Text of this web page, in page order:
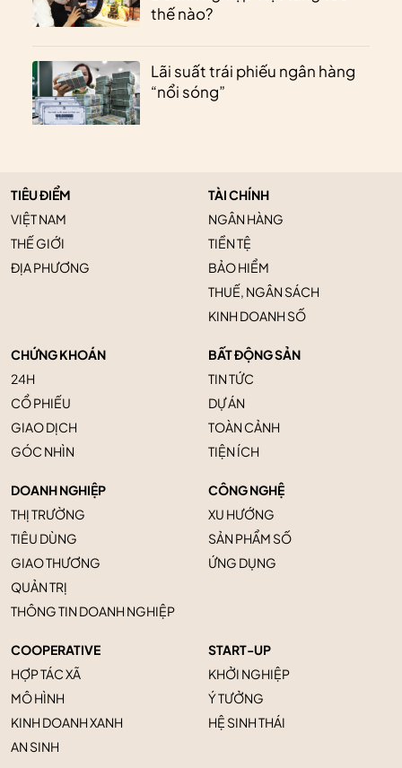
thế nào?
Lãi suất trái phiếu ngân hàng
“nổi sóng”
TIÊU ĐIỂM
VIỆT NAM
THẾ GIỚI
ĐỊA PHƯƠNG
TÀI CHÍNH
NGÂN HÀNG
TIỀN TỆ
BẢO HIỂM
THUẾ, NGÂN SÁCH
KINH DOANH SỐ
CHỨNG KHOÁN
24H
CỔ PHIẾU
GIAO DỊCH
GÓC NHÌN
BẤT ĐỘNG SẢN
TIN TỨC
DỰ ÁN
TOÀN CẢNH
TIỆN ÍCH
DOANH NGHIỆP
THỊ TRƯỜNG
TIÊU DÙNG
GIAO THƯƠNG
QUẢN TRỊ
THÔNG TIN DOANH NGHIỆP
CÔNG NGHỆ
XU HƯỚNG
SẢN PHẨM SỐ
ỨNG DỤNG
COOPERATIVE
HỢP TÁC XÃ
MÔ HÌNH
KINH DOANH XANH
AN SINH
START-UP
KHỞI NGHIỆP
Ý TƯỞNG
HỆ SINH THÁI